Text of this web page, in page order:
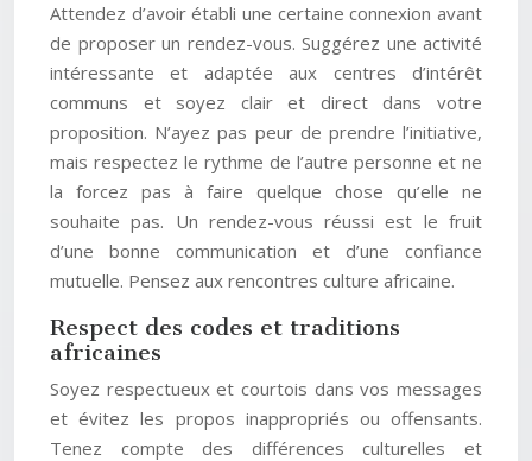
Attendez d’avoir établi une certaine connexion avant
de proposer un rendez-vous. Suggérez une activité
intéressante et adaptée aux centres d’intérêt
communs et soyez clair et direct dans votre
proposition. N’ayez pas peur de prendre l’initiative,
mais respectez le rythme de l’autre personne et ne
la forcez pas à faire quelque chose qu’elle ne
souhaite pas. Un rendez-vous réussi est le fruit
d’une bonne communication et d’une confiance
mutuelle. Pensez aux rencontres culture africaine.
Respect des codes et traditions
africaines
Soyez respectueux et courtois dans vos messages
et évitez les propos inappropriés ou offensants.
Tenez compte des différences culturelles et